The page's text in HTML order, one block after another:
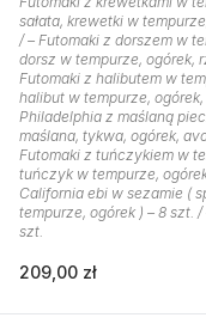
sałata, krewetki w
/ – Futomaki z dorszem w
dorsz w tempurze, ogórek,
Futomaki z halibutem w
halibut w tempurze,
Philadelphia z maślaną
maślana, tykwa, ogórek,
Futomaki z tuńczykiem w
tuńczyk w tempurze,
California ebi w sezamie (
tempurze, ogórek ) – 8 szt.
szt.
209,00 zł